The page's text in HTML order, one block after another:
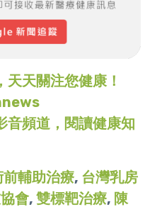
天關注您健康！
音頻道，閱讀健康知
輔助治療, 台灣乳房
會, 雙標靶治療, 陳